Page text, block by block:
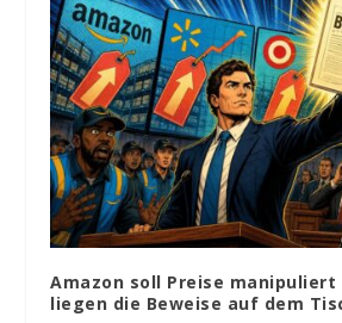
Amazon soll Preise
liegen die Beweise auf dem